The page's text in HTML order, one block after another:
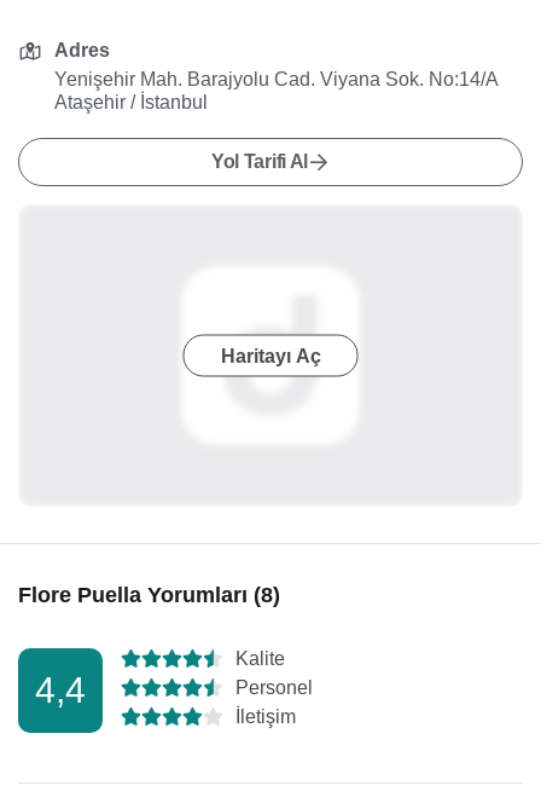
Adres
Yenişehir Mah. Barajyolu Cad. Viyana Sok. No:14/A
Ataşehir / İstanbul
Yol Tarifi Al
Haritayı Aç
Flore Puella Yorumları (8)
4,4
Kalite
Personel
İletişim